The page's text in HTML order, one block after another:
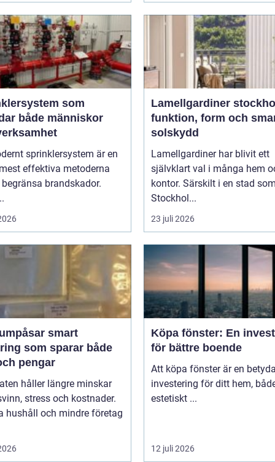
som
både människor
sprinklersystem är en
effektiva metoderna
brandskador.
Lamellgardiner
funktion, form och
solskydd
Lamellgardiner har blivit ett
självklart val i många hem
kontor. Särskilt i en stad
Stockhol...
23 juli 2026
smart
som sparar både
pengar
håller längre minskar
stress och kostnader.
hushåll och mindre företag
Köpa fönster: En
för bättre boende
Att köpa fönster är en
investering för ditt hem,
estetiskt ...
12 juli 2026